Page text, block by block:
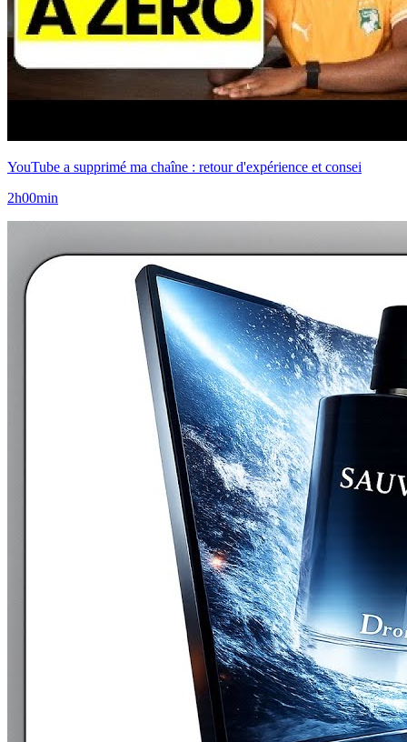
YouTube a supprimé ma chaîne : retour d'expérience et consei
2h00min